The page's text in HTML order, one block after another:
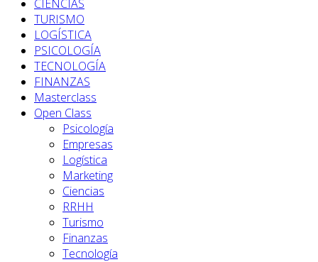
CIENCIAS
TURISMO
LOGÍSTICA
PSICOLOGÍA
TECNOLOGÍA
FINANZAS
Masterclass
Open Class
Psicología
Empresas
Logística
Marketing
Ciencias
RRHH
Turismo
Finanzas
Tecnología